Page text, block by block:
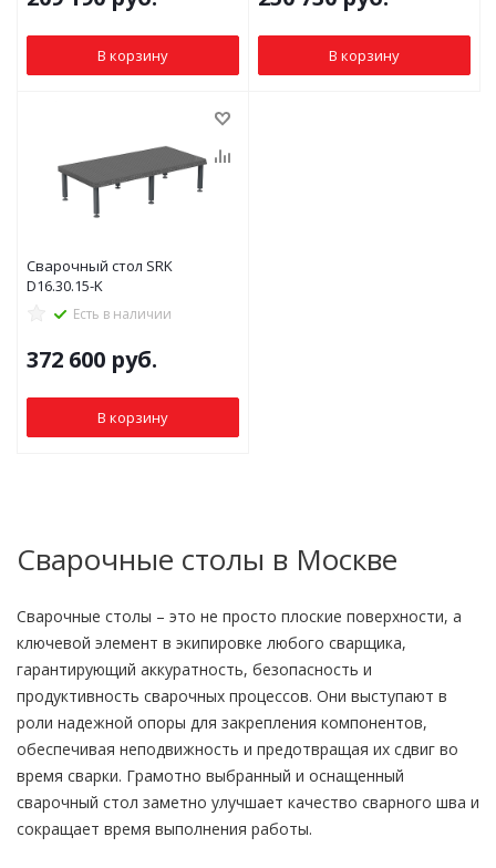
В корзину В корзину
Сварочный стол SRK
D16.30.15-K
Есть в наличии
372 600 руб.
В корзину
Сварочные столы в Москве
Сварочные столы – это не просто плоские поверхности, а
ключевой элемент в экипировке любого сварщика,
гарантирующий аккуратность, безопасность и
продуктивность сварочных процессов. Они выступают в
роли надежной опоры для закрепления компонентов,
обеспечивая неподвижность и предотвращая их сдвиг во
время сварки. Грамотно выбранный и оснащенный
сварочный стол заметно улучшает качество сварного шва и
сокращает время выполнения работы.